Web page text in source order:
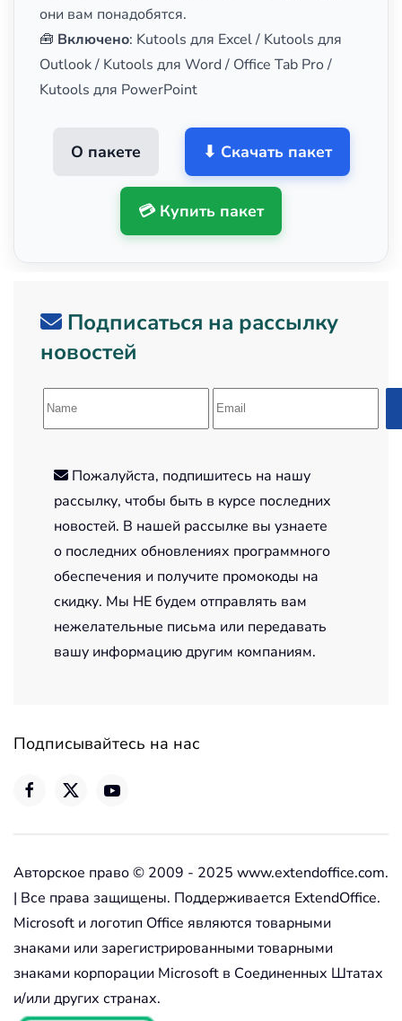
они вам понадобятся.
🧰 Включено: Kutools для Excel / Kutools для
Outlook / Kutools для Word / Office Tab Pro /
Kutools для PowerPoint
О пакете ⬇ Скачать пакет
💳 Купить пакет
Подписаться на рассылку
новостей
Пожалуйста, подпишитесь на нашу
рассылку, чтобы быть в курсе последних
новостей. В нашей рассылке вы узнаете
о последних обновлениях программного
обеспечения и получите промокоды на
скидку. Мы НЕ будем отправлять вам
нежелательные письма или передавать
вашу информацию другим компаниям.
Подписывайтесь на нас
Авторское право © 2009 - 2025 www.extendoffice.com.
| Все права защищены. Поддерживается ExtendOffice.
Microsoft и логотип Office являются товарными
знаками или зарегистрированными товарными
знаками корпорации Microsoft в Соединенных Штатах
и/или других странах.